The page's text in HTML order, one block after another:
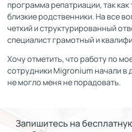
программа репатриации, так
близкие родственники. На все
четкий и структурированный
специалист грамотный и
Хочу отметить, что работу по
сотрудники Migronium начали в
не могло меня не порадовать.
Запишитесь на